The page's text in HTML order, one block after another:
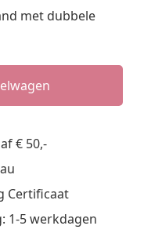
met dubbele
€ 50,-
Certificaat
1-5 werkdagen